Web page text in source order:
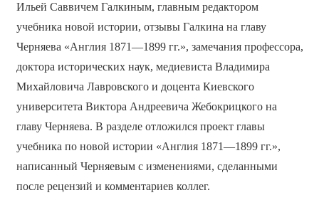
Ильей Саввичем Галкиным, главным редактором
учебника новой истории, отзывы Галкина на главу
Черняева «Англия 1871—1899 гг.», замечания профессора,
доктора исторических наук, медиевиста Владимира
Михайловича Лавровского и доцента Киевского
университета Виктора Андреевича Жебокрицкого на
главу Черняева. В разделе отложился проект главы
учебника по новой истории «Англия 1871—1899 гг.»,
написанный Черняевым с изменениями, сделанными
после рецензий и комментариев коллег.